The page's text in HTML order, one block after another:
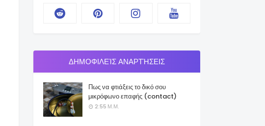
ΔΗΜΟΦΙΛΕΊΣ ΑΝΑΡΤΉΣΕΙΣ
Πως να φτιάξεις το δικό σου
μικρόφωνο επαφής (contact)
2:55 Μ.Μ.